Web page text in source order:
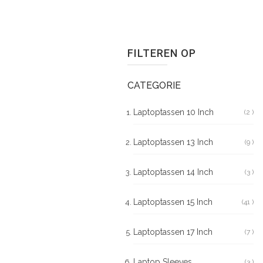
FILTEREN OP
CATEGORIE
Laptoptassen 10 Inch 2
Laptoptassen 13 Inch 9
Laptoptassen 14 Inch 3
Laptoptassen 15 Inch 41
Laptoptassen 17 Inch 7